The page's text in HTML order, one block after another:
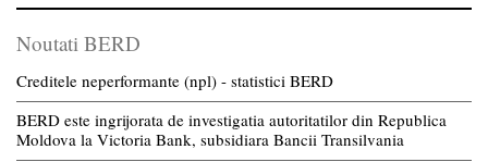
Noutati BERD
Creditele neperformante (npl) - statistici BERD
BERD este ingrijorata de investigatia autoritatilor din Republica
Moldova la Victoria Bank, subsidiara Bancii Transilvania